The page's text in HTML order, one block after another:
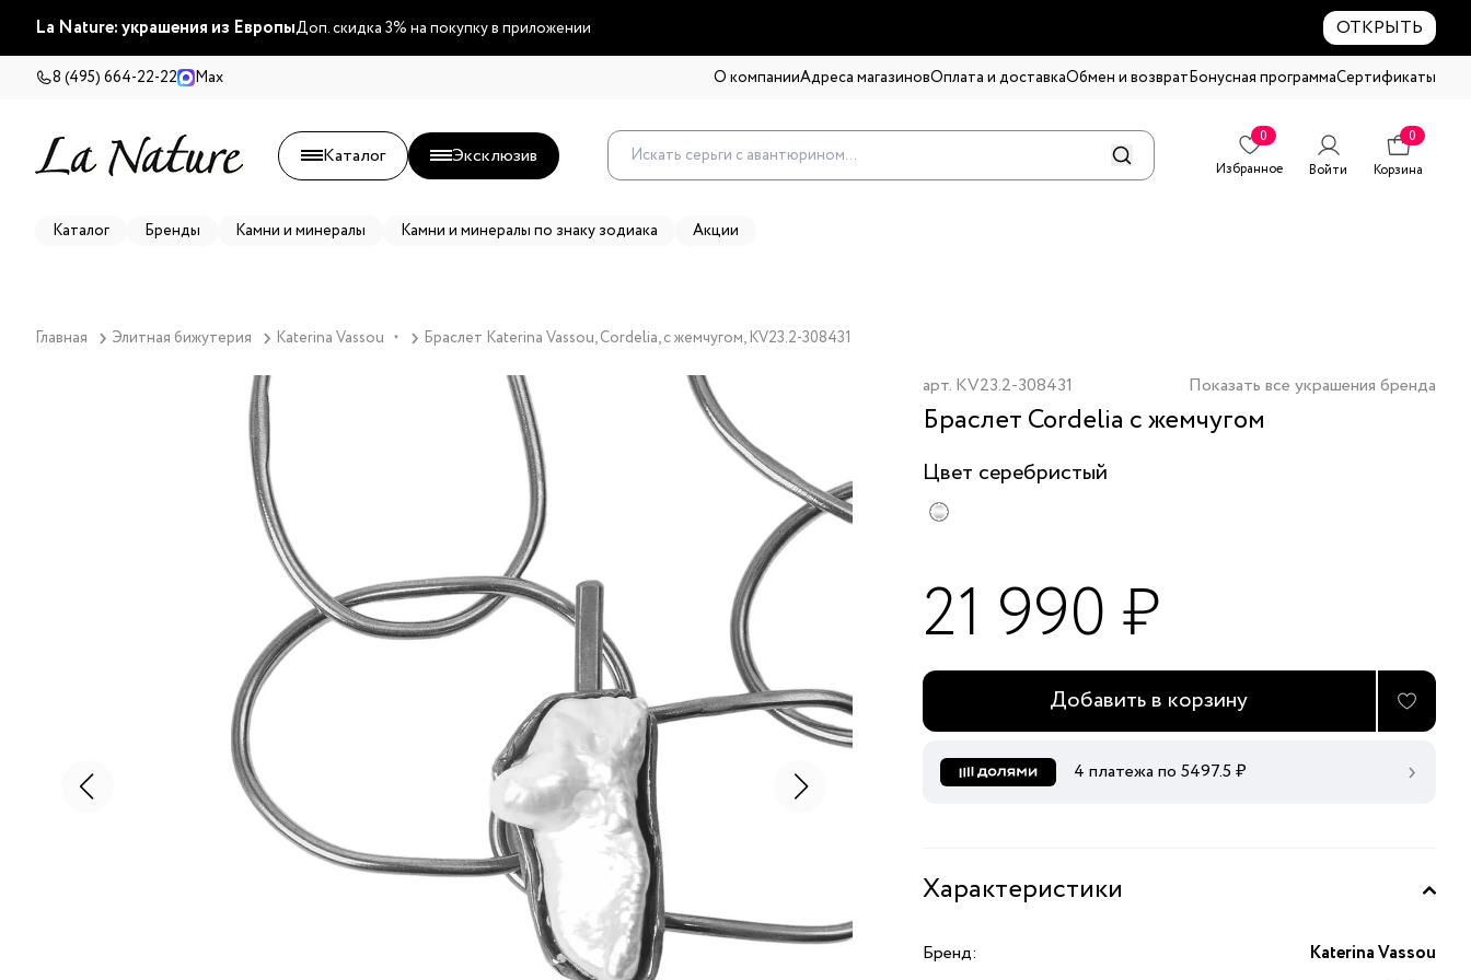
La Nature: украшения из ЕвропыДоп. скидка 3% на покупку в приложении ОТКРЫТЬ
8 (495) 664-22-22 Max О компанииАдреса магазиновОплата и доставкаОбмен и возвратБонусная программаСертификаты
Каталог Эксклюзив
0
Избранное
Войти
0
Корзина
Каталог Бренды Камни и минералы Камни и минералы по знаку зодиака Акции
Главная Элитная бижутерия Katerina Vassou ▼ Браслет Katerina Vassou, Cordelia, с жемчугом, KV23.2-308431
арт. KV23.2-308431 Показать все украшения бренда
Браслет Cordelia с жемчугом
Цвет серебристый
21 990 ₽
Добавить в корзину
4 платежа по 5497.5 ₽
Характеристики
Бренд:
Katerina Vassou